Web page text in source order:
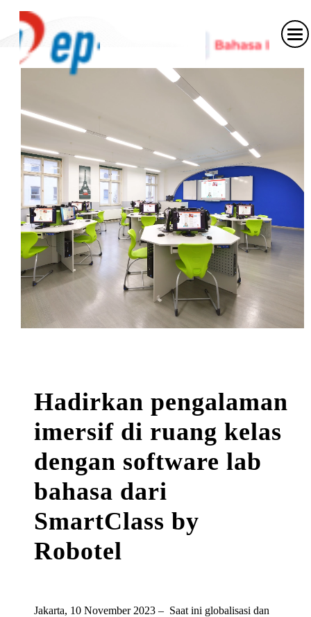
Hadirkan pengalaman
imersif di ruang kelas
dengan software lab
bahasa dari
SmartClass by
Robotel
Jakarta, 10 November 2023 – Saat ini globalisasi dan